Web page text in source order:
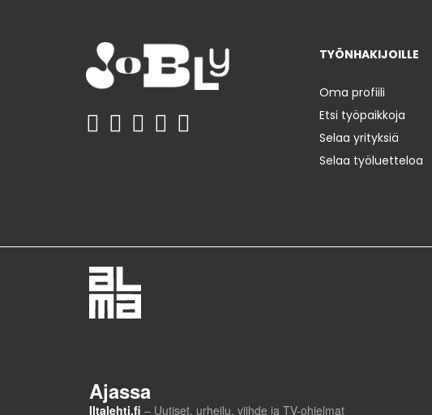
TYÖNHAKIJOILLE
Oma profiili
Etsi työpaikkoja
Selaa yrityksiä
Selaa työluetteloa